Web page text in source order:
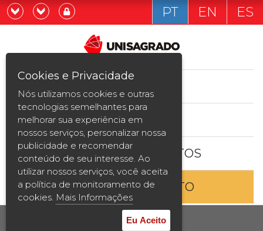
Graduação
Pós-graduação e MBA
Curta Duração
Vestibular
2ª Graduação
Transferência
Já sou estudande
Quero ser estudante
PT EN ES
ESTUDE AQUI
BOLSAS E DESCONTOS
ENTRE EM CONTATO
Cookies e Privacidade
Nós utilizamos cookies e outras
tecnologias semelhantes para
melhorar sua experiência em
nossos serviços, personalizar nossa
publicidade e recomendar
conteúdo de seu interesse. Ao
utilizar nossos serviços, você aceita
a política de monitoramento de
cookies. Mais Informações
Eu Aceito